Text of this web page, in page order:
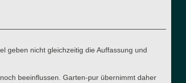
geben nicht gleichzeitig die Auffassung und
beeinflussen. Garten-pur übernimmt daher